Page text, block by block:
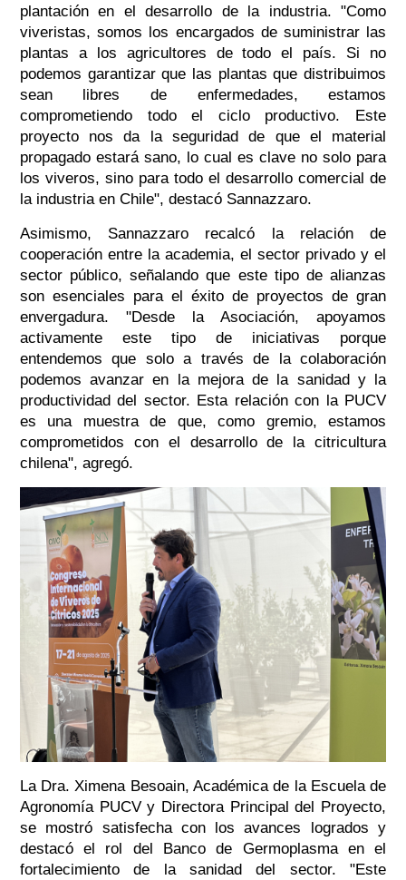
plantación en el desarrollo de la industria. "Como
viveristas, somos los encargados de suministrar las
plantas a los agricultores de todo el país. Si no
podemos garantizar que las plantas que distribuimos
sean libres de enfermedades, estamos
comprometiendo todo el ciclo productivo. Este
proyecto nos da la seguridad de que el material
propagado estará sano, lo cual es clave no solo para
los viveros, sino para todo el desarrollo comercial de
la industria en Chile", destacó Sannazzaro.
Asimismo, Sannazzaro recalcó la relación de
cooperación entre la academia, el sector privado y el
sector público, señalando que este tipo de alianzas
son esenciales para el éxito de proyectos de gran
envergadura. "Desde la Asociación, apoyamos
activamente este tipo de iniciativas porque
entendemos que solo a través de la colaboración
podemos avanzar en la mejora de la sanidad y la
productividad del sector. Esta relación con la PUCV
es una muestra de que, como gremio, estamos
comprometidos con el desarrollo de la citricultura
chilena", agregó.
La Dra. Ximena Besoain, Académica de la Escuela de
Agronomía PUCV y Directora Principal del Proyecto,
se mostró satisfecha con los avances logrados y
destacó el rol del Banco de Germoplasma en el
fortalecimiento de la sanidad del sector. "Este